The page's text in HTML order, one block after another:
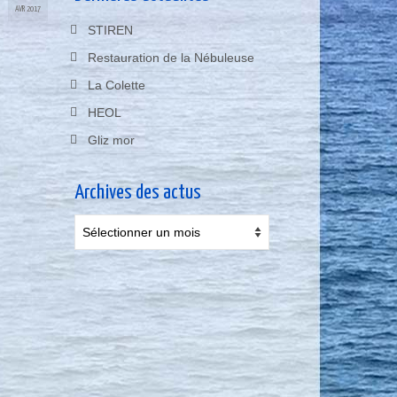
AVR 2017
STIREN
Restauration de la Nébuleuse
La Colette
HEOL
Gliz mor
Archives des actus
des
actus